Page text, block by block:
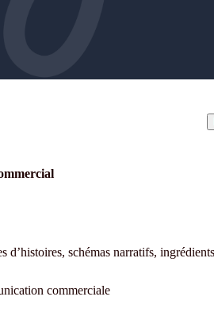
d’histoires, schémas narratifs,
commerciale